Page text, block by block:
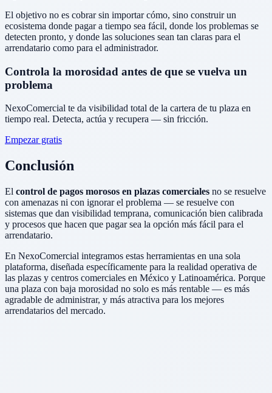
El objetivo no es cobrar sin importar cómo, sino construir un
ecosistema donde pagar a tiempo sea fácil, donde los problemas se
detecten pronto, y donde las soluciones sean tan claras para el
arrendatario como para el administrador.
Controla la morosidad antes de que se vuelva un
problema
NexoComercial te da visibilidad total de la cartera de tu plaza en
tiempo real. Detecta, actúa y recupera — sin fricción.
Empezar gratis
Conclusión
El control de pagos morosos en plazas comerciales no se resuelve
con amenazas ni con ignorar el problema — se resuelve con
sistemas que dan visibilidad temprana, comunicación bien calibrada
y procesos que hacen que pagar sea la opción más fácil para el
arrendatario.
En NexoComercial integramos estas herramientas en una sola
plataforma, diseñada específicamente para la realidad operativa de
las plazas y centros comerciales en México y Latinoamérica. Porque
una plaza con baja morosidad no solo es más rentable — es más
agradable de administrar, y más atractiva para los mejores
arrendatarios del mercado.